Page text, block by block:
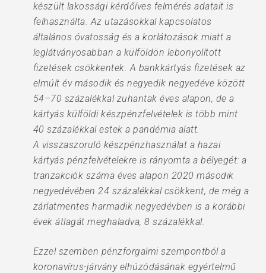
készült lakossági kérdőíves felmérés adatait is
felhasználta. Az utazásokkal kapcsolatos
általános óvatosság és a korlátozások miatt a
leglátványosabban a külföldön lebonyolított
fizetések csökkentek. A bankkártyás fizetések az
elmúlt év második és negyedik negyedéve között
54–70 százalékkal zuhantak éves alapon, de a
kártyás külföldi készpénzfelvételek is több mint
40 százalékkal estek a pandémia alatt.
A visszaszoruló készpénzhasználat a hazai
kártyás pénzfelvételekre is rányomta a bélyegét: a
tranzakciók száma éves alapon 2020 második
negyedévében 24 százalékkal csökkent, de még a
zárlatmentes harmadik negyedévben is a korábbi
évek átlagát meghaladva, 8 százalékkal.
Ezzel szemben pénzforgalmi szempontból a
koronavírus-járvány elhúzódásának egyértelmű